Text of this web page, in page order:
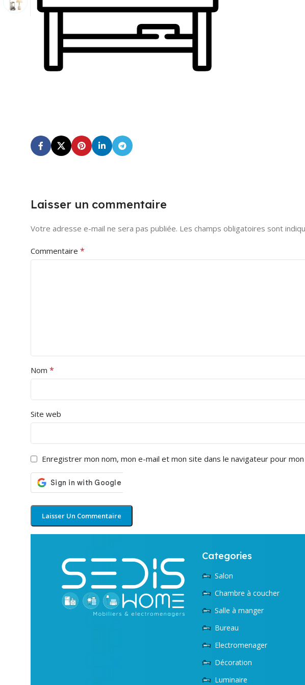
Laisser un commentaire
Votre adresse e-mail ne sera pas publiée. Les champs obligatoires sont
Commentaire *
Nom *
Site web
Enregistrer mon nom, mon e-mail et mon site dans le navigateur pour
Categories
Salon
Chambre à coucher
Salle à manger
Bureau
Electromenager
Décoration
Luminaire